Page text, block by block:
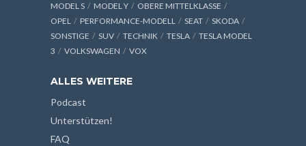
MODEL S
MODEL Y
OBERE MITTELKLASSE
OPEL
PERFORMANCE-MODELL SEAT
SKODA
SONSTIGE
SUV TECHNIK TESLA
TESLA MODEL
3
VOLKSWAGEN VOX
ALLES WEITERE
Podcast
Unterstützen!
FAQ